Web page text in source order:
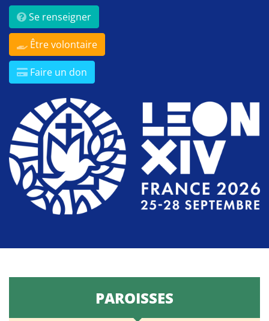
Se renseigner
Être volontaire
Faire un don
PAROISSES